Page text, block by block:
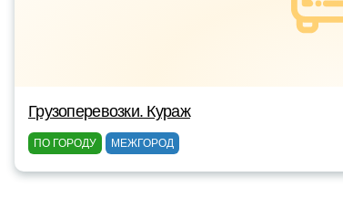
Грузоперевозки. Кураж
ПО ГОРОДУ МЕЖГОРОД